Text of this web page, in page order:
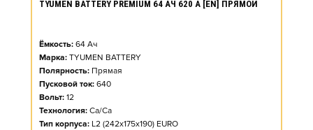
TYUMEN BATTERY PREMIUM 64 АЧ 620 А [EN] ПРЯМОЙ
Ёмкость: 64 Ач
Марка: TYUMEN BATTERY
Полярность: Прямая
Пусковой ток: 640
Вольт: 12
Технология: Ca/Ca
Тип корпуса: L2 (242x175x190) EURO